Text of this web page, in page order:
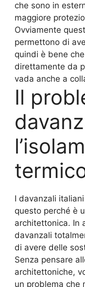
che sono in
maggiore
Ovviamente
permettono di
quindi è bene
direttamente da
vada anche a
Il
I davanzali
questo perché è
architettonica. In
davanzali
di avere delle
Senza pensare
architettoniche,
un problema che